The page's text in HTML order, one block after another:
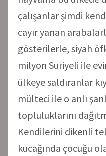
çalışanlar şimdi
cayır yanan
gösterilerle, siyah
milyon Suriyeli ile
ülkeye saldıranlar
mülteci ile o anlı
topluluklarını
Kendilerini dikenli
kucağında çocuğu